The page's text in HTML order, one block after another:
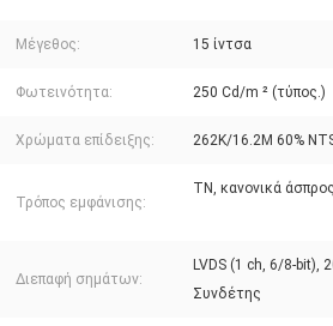
Μέγεθος: 15 ίντσα
Φωτεινότητα: 250 Cd/m ² (τύπος.)
Χρώματα επίδειξης: 262K/16.2M 60%
Τρόπος εμφάνισης:
TN, κανονικά
Διεπαφή σημάτων:
LVDS (1 ch, 6/8-bit),
Συνδέτης